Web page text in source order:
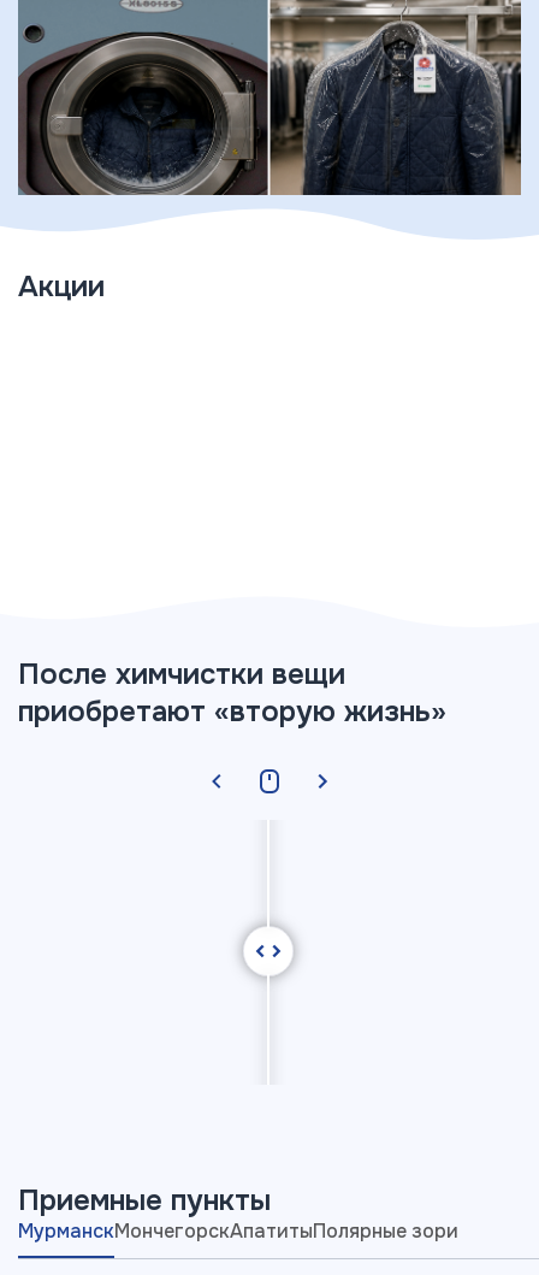
Акции
После химчистки вещи
приобретают «вторую жизнь»
Приемные пункты
МурманскМончегорскАпатитыПолярные зори